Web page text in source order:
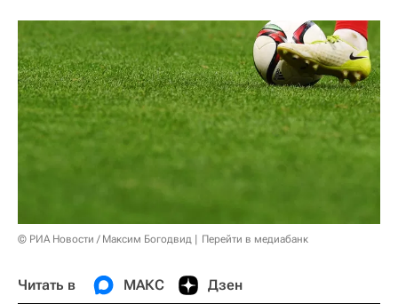
© РИА Новости / Максим Богодвид Перейти в медиабанк
Читать в МАКС Дзен